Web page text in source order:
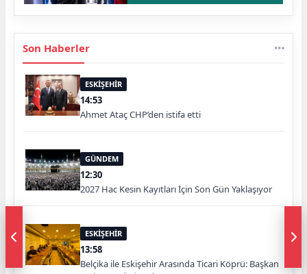
Son Haberler
ESKİŞEHİR
14:53
Ahmet Ataç CHP’den istifa etti
GÜNDEM
12:30
2027 Hac Kesin Kayıtları İçin Son Gün Yaklaşıyor
ESKİŞEHİR
13:58
Belçika ile Eskişehir Arasında Ticari Köprü: Başkan